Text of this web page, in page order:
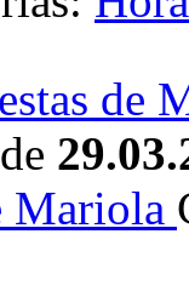
de
Mariola